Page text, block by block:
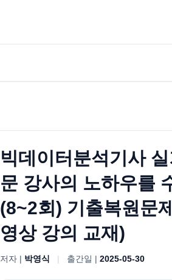
빅데이터분석기사
문 강사의 노하우를
(8~2회) 기출복원문
영상 강의 교재)
저자 | 박영식 | 출간일 |2025-05-30